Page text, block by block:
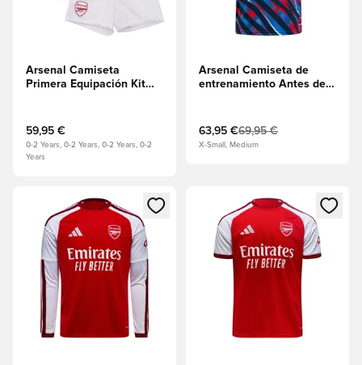
Arsenal Camiseta
Primera Equipación Kit
59,95 €
0-2 Years, 0-2 Years, 0-2 Years, 0-2
Years
Arsenal Camiseta de
entrenamiento Antes del
63,95 €69,95 €
X-Small, Medium
Abre un modal para iniciar sesión o registrarse como
Abre un modal para iniciar